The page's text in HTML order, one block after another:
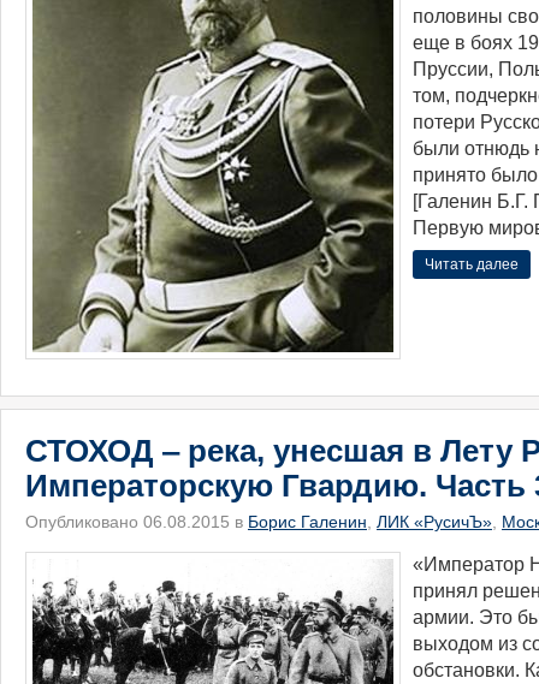
половины
еще в боях
Пруссии,
том,
потери
были отнюдь
принято было
[Галенин Б.Г.
Первую
Читать далее
СТОХОД ‒ река, унесшая в Лету
Императорскую Гвардию. Часть
Опубликовано 06.08.2015 в Борис Галенин ЛИК «РусичЪ»
«Император
принял
армии. Это
выходом из
обстановки.